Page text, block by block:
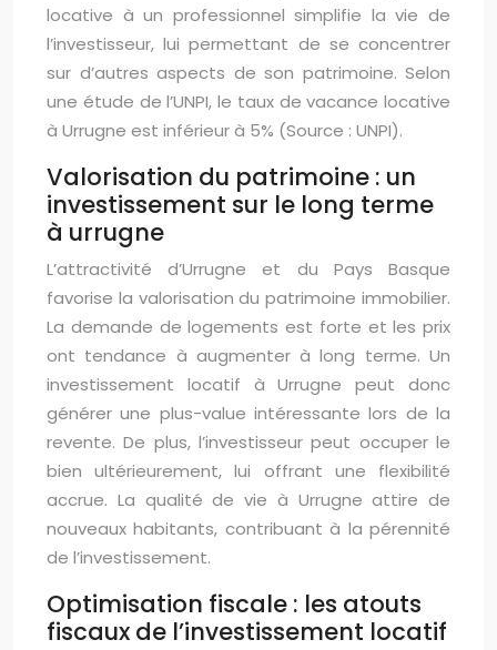
locative à un professionnel simplifie la vie de
l’investisseur, lui permettant de se concentrer
sur d’autres aspects de son patrimoine. Selon
une étude de l’UNPI, le taux de vacance locative
à Urrugne est inférieur à 5% (Source : UNPI).
Valorisation du patrimoine : un
investissement sur le long terme
à urrugne
L’attractivité d’Urrugne et du Pays Basque
favorise la valorisation du patrimoine immobilier.
La demande de logements est forte et les prix
ont tendance à augmenter à long terme. Un
investissement locatif à Urrugne peut donc
générer une plus-value intéressante lors de la
revente. De plus, l’investisseur peut occuper le
bien ultérieurement, lui offrant une flexibilité
accrue. La qualité de vie à Urrugne attire de
nouveaux habitants, contribuant à la pérennité
de l’investissement.
Optimisation fiscale : les atouts
fiscaux de l’investissement locatif